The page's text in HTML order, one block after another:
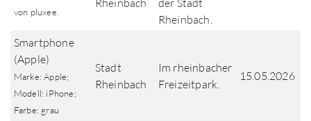
von pluxee.
Rheinbach
der Stadt
Rheinbach.
Smartphone
(Apple)
Marke: Apple;
Modell: iPhone;
Farbe: grau
Stadt
Rheinbach
Im rheinbacher
Freizeitpark.
15.05.2026